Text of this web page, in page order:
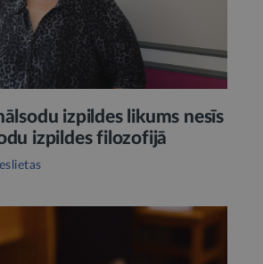
izpildes likums nesīs
izpildes filozofijā